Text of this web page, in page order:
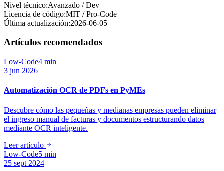
Nivel técnico:Avanzado / Dev
Licencia de código:MIT / Pro-Code
Última actualización:2026-06-05
Artículos recomendados
Low-Code4 min
3 jun 2026
Automatización OCR de PDFs en PyMEs
Descubre cómo las pequeñas y medianas empresas pueden eliminar
el ingreso manual de facturas y documentos estructurando datos
mediante OCR inteligente.
Leer artículo
Low-Code5 min
25 sept 2024